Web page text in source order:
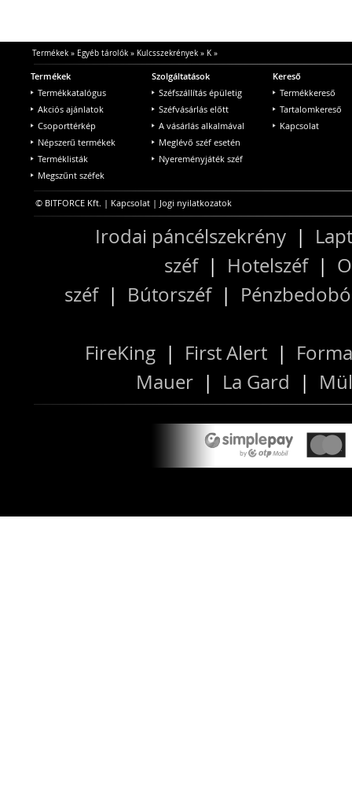
Termékek» Egyéb tárolók» Kulcsszekrények» K»
Termékek
Termékkatalógus
Akciós ajánlatok
Csoporttérkép
Népszerű termékek
Terméklisták
Megszűnt széfek
Szolgáltatások
Széfszállítás épületig
Széfvásárlás előtt
A vásárlás alkalmával
Meglévő széf esetén
Nyereményjáték széf
Kereső
Termékkereső
Tartalomkereső
Kapcsolat
© BITFORCE Kft. | Kapcsolat | Jogi nyilatkozatok
Irodai páncélszekrény |
széf| Hotelszéf|
széf| Bútorszéf|
FireKing | First Alert |
Mauer | La Gard |